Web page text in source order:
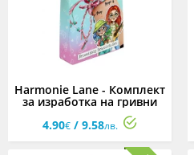
Harmonie Lane - Комплект
за изработка на гривни
4.90€ / 9.58лв.